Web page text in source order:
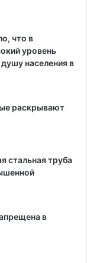
что в
уровень
населения в
раскрывают
стальная труба
в